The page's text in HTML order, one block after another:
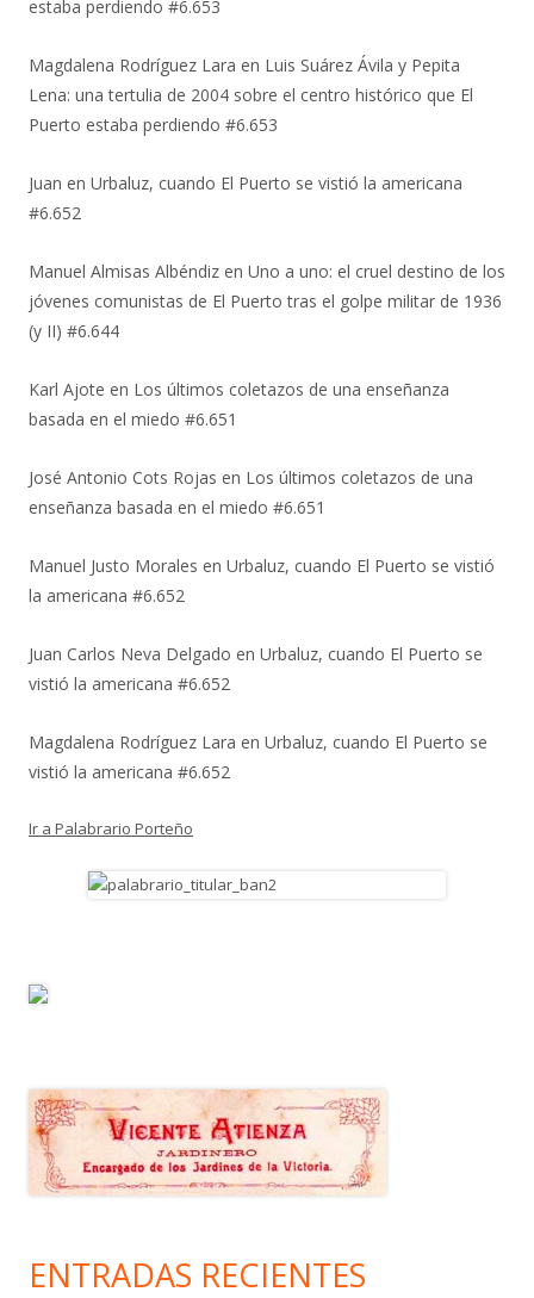
estaba perdiendo #6.653
Magdalena Rodríguez Lara en Luis Suárez Ávila y Pepita
Lena: una tertulia de 2004 sobre el centro histórico que El
Puerto estaba perdiendo #6.653
Juan en Urbaluz, cuando El Puerto se vistió la americana
#6.652
Manuel Almisas Albéndiz en Uno a uno: el cruel destino de los
jóvenes comunistas de El Puerto tras el golpe militar de 1936
(y II) #6.644
Karl Ajote en Los últimos coletazos de una enseñanza
basada en el miedo #6.651
José Antonio Cots Rojas en Los últimos coletazos de una
enseñanza basada en el miedo #6.651
Manuel Justo Morales en Urbaluz, cuando El Puerto se vistió
la americana #6.652
Juan Carlos Neva Delgado en Urbaluz, cuando El Puerto se
vistió la americana #6.652
Magdalena Rodríguez Lara en Urbaluz, cuando El Puerto se
vistió la americana #6.652
Ir a Palabrario Porteño
ENTRADAS RECIENTES